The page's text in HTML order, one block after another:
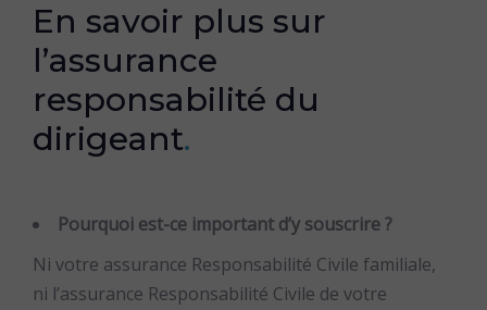
En savoir plus sur
l’assurance
responsabilité du
dirigeant.
Pourquoi est-ce important d’y souscrire ?
Ni votre assurance Responsabilité Civile familiale,
ni l’assurance Responsabilité Civile de votre